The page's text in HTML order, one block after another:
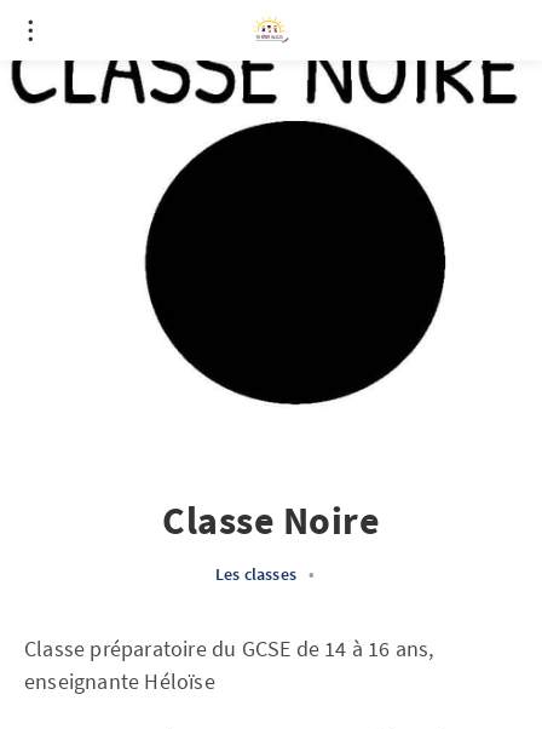
Classe Noire
Les classes •
Classe préparatoire du GCSE de 14 à 16 ans,
enseignante Héloïse